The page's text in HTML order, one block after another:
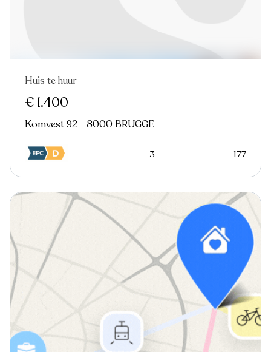
Huis te huur
€ 1.400
Komvest 92 - 8000 BRUGGE
3 177